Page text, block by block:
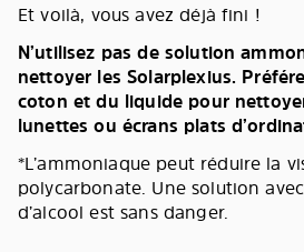
Et voilà, vous avez déjà fini !
N’utilisez pas de solution
nettoyer les Solarplexius.
coton et du liquide pour
lunettes ou écrans plats
*L’ammoniaque peut réduire la
polycarbonate. Une solution avec
d’alcool est sans danger.